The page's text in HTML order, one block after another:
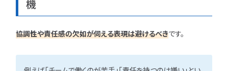
機
協調性や責任感の欠如が伺える表現は避けるべきです。